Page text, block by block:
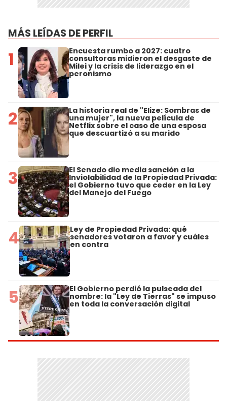
MÁS LEÍDAS DE PERFIL
1 Encuesta rumbo a 2027: cuatro
consultoras midieron el desgaste de
Milei y la crisis de liderazgo en el
peronismo
2 La historia real de "Elize: Sombras de
una mujer", la nueva película de
Netflix sobre el caso de una esposa
que descuartizó a su marido
3 El Senado dio media sanción a la
Inviolabilidad de la Propiedad Privada:
el Gobierno tuvo que ceder en la Ley
del Manejo del Fuego
4 Ley de Propiedad Privada: qué
senadores votaron a favor y cuáles
en contra
5 El Gobierno perdió la pulseada del
nombre: la "Ley de Tierras" se impuso
en toda la conversación digital